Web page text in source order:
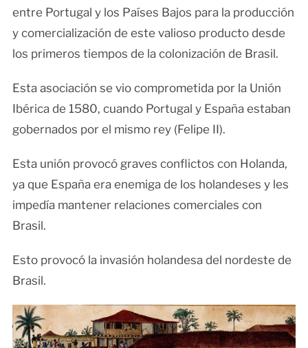
entre Portugal y los Países Bajos para la producción
y comercialización de este valioso producto desde
los primeros tiempos de la colonización de Brasil.
Esta asociación se vio comprometida por la Unión
Ibérica de 1580, cuando Portugal y España estaban
gobernados por el mismo rey (Felipe II).
Esta unión provocó graves conflictos con Holanda,
ya que España era enemiga de los holandeses y les
impedía mantener relaciones comerciales con
Brasil.
Esto provocó la invasión holandesa del nordeste de
Brasil.